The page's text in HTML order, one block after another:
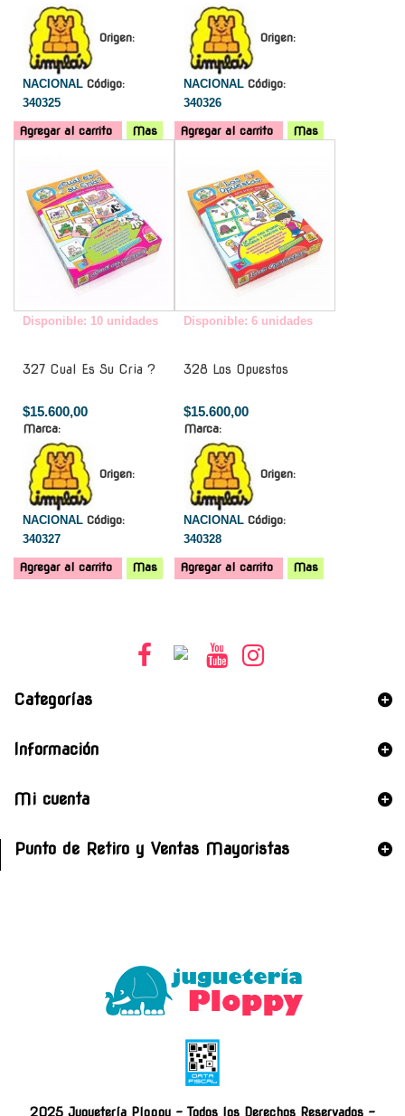
Origen:
NACIONAL Código:
340325
Agregar al carrito Mas
Origen:
NACIONAL Código:
340326
Agregar al carrito
Mas
Disponible: 10 unidades
327 Cual Es Su Cria ?
$15.600,00
Marca:
Origen:
NACIONAL Código:
340327
Agregar al carrito Mas
Disponible: 6 unidades
328 Los Opuestos
$15.600,00
Marca:
Origen:
NACIONAL Código:
340328
Agregar al carrito Mas
Categorías
Información
Mi cuenta
Punto de Retiro y Ventas Mayoristas
2025 Juguetería Ploppy - Todos los Derechos Reservados -